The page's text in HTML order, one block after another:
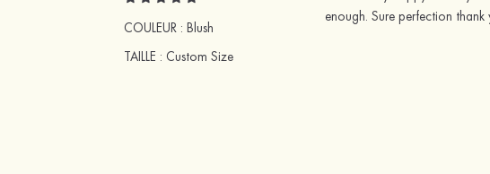
COULEUR : Blush
TAILLE : Custom Size
enough. Sure perfection thank